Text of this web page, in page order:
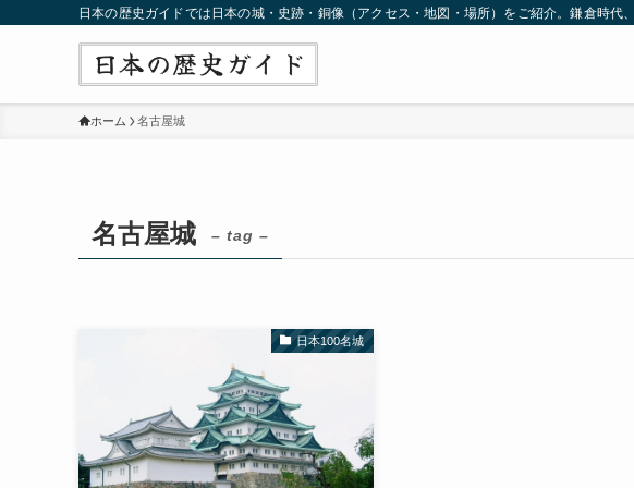
日本の歴史ガイドでは日本の城・史跡・銅像（アクセス・地図・場所）をご紹介。鎌倉時代
ホーム 名古屋城
名古屋城 – tag –
日本100名城